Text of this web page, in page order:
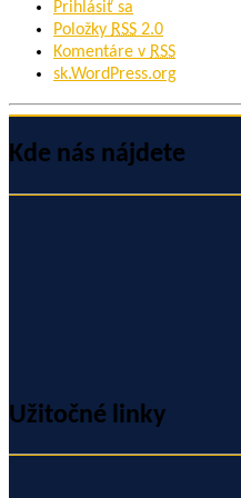
Prihlásiť sa
Položky RSS 2.0
Komentáre v RSS
sk.WordPress.org
Kde nás nájdete
Užitočné linky